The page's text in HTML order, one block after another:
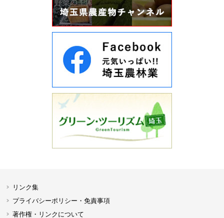
リンク集
プライバシーポリシー・免責事項
著作権・リンクについて